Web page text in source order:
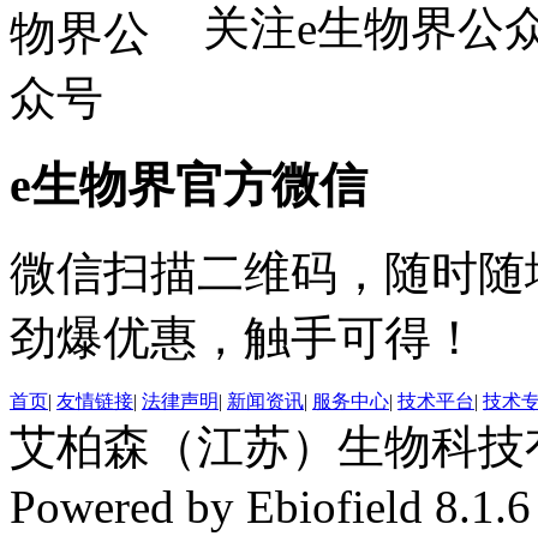
关注e生物界公
e生物界官方微信
微信扫描二维码，随时
劲爆优惠，触手可得！
首页| 友情链接| 法律声明| 新闻资讯| 服务中心| 技术平台| 技术
艾柏森（江苏）生物科技
Powered by Ebiofield